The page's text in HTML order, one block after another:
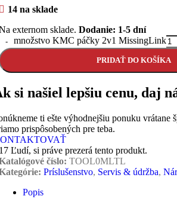
14 na sklade
externom sklade. Dodanie: 1-5 dní
množstvo KMC páčky 2v1 MissingLink
PRIDAŤ DO KOŠÍKA
si našiel lepšiu cenu, daj
ti ešte výhodnejšiu ponuku vrátane
prispôsobených pre teba.
Ľudí, si práve prezerá tento produkt.
číslo: TOOL0MLTL
Príslušenstvo, Servis & údržba,
Popis